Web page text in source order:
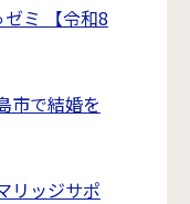
ミ 【令和8
市で結婚を
リッジサポ